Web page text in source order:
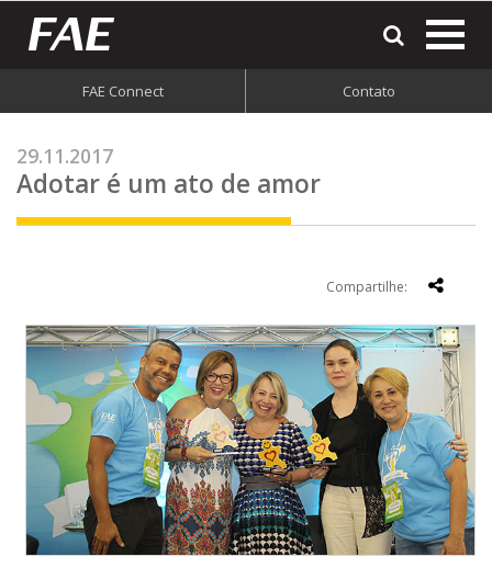
FAE Connect Contato
29.11.2017
Adotar é um ato de amor
Compartilhe: